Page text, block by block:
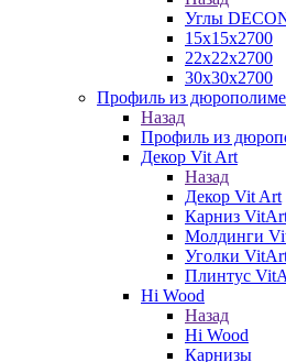
Углы
15х15х2700
22х22х2700
30х30х2700
Профиль из
Назад
Профиль из
Декор Vit Art
Назад
Декор Vit Art
Карниз
Молдинги
Уголки
Плинтус
Hi Wood
Назад
Hi Wood
Карнизы